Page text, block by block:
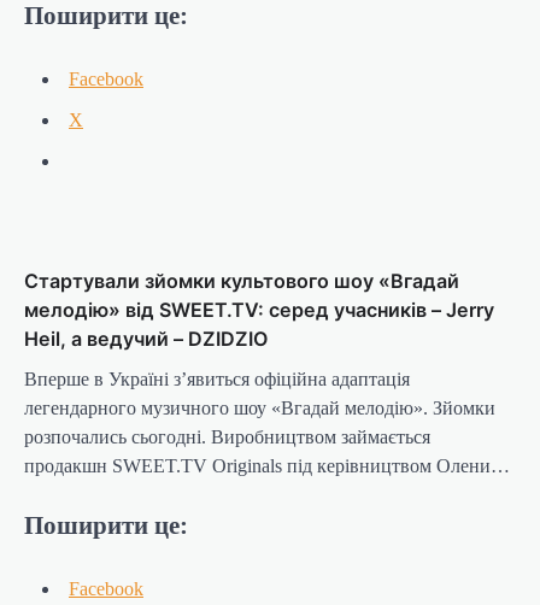
Поширити це:
Facebook
X
Стартували зйомки культового шоу «Вгадай
мелодію» від SWEET.TV: серед учасників – Jerry
Heil, а ведучий – DZIDZIO
Вперше в Україні зʼявиться офіційна адаптація
легендарного музичного шоу «Вгадай мелодію». Зйомки
розпочались сьогодні. Виробництвом займається
продакшн SWEET.TV Originals під керівництвом Олени…
Поширити це:
Facebook